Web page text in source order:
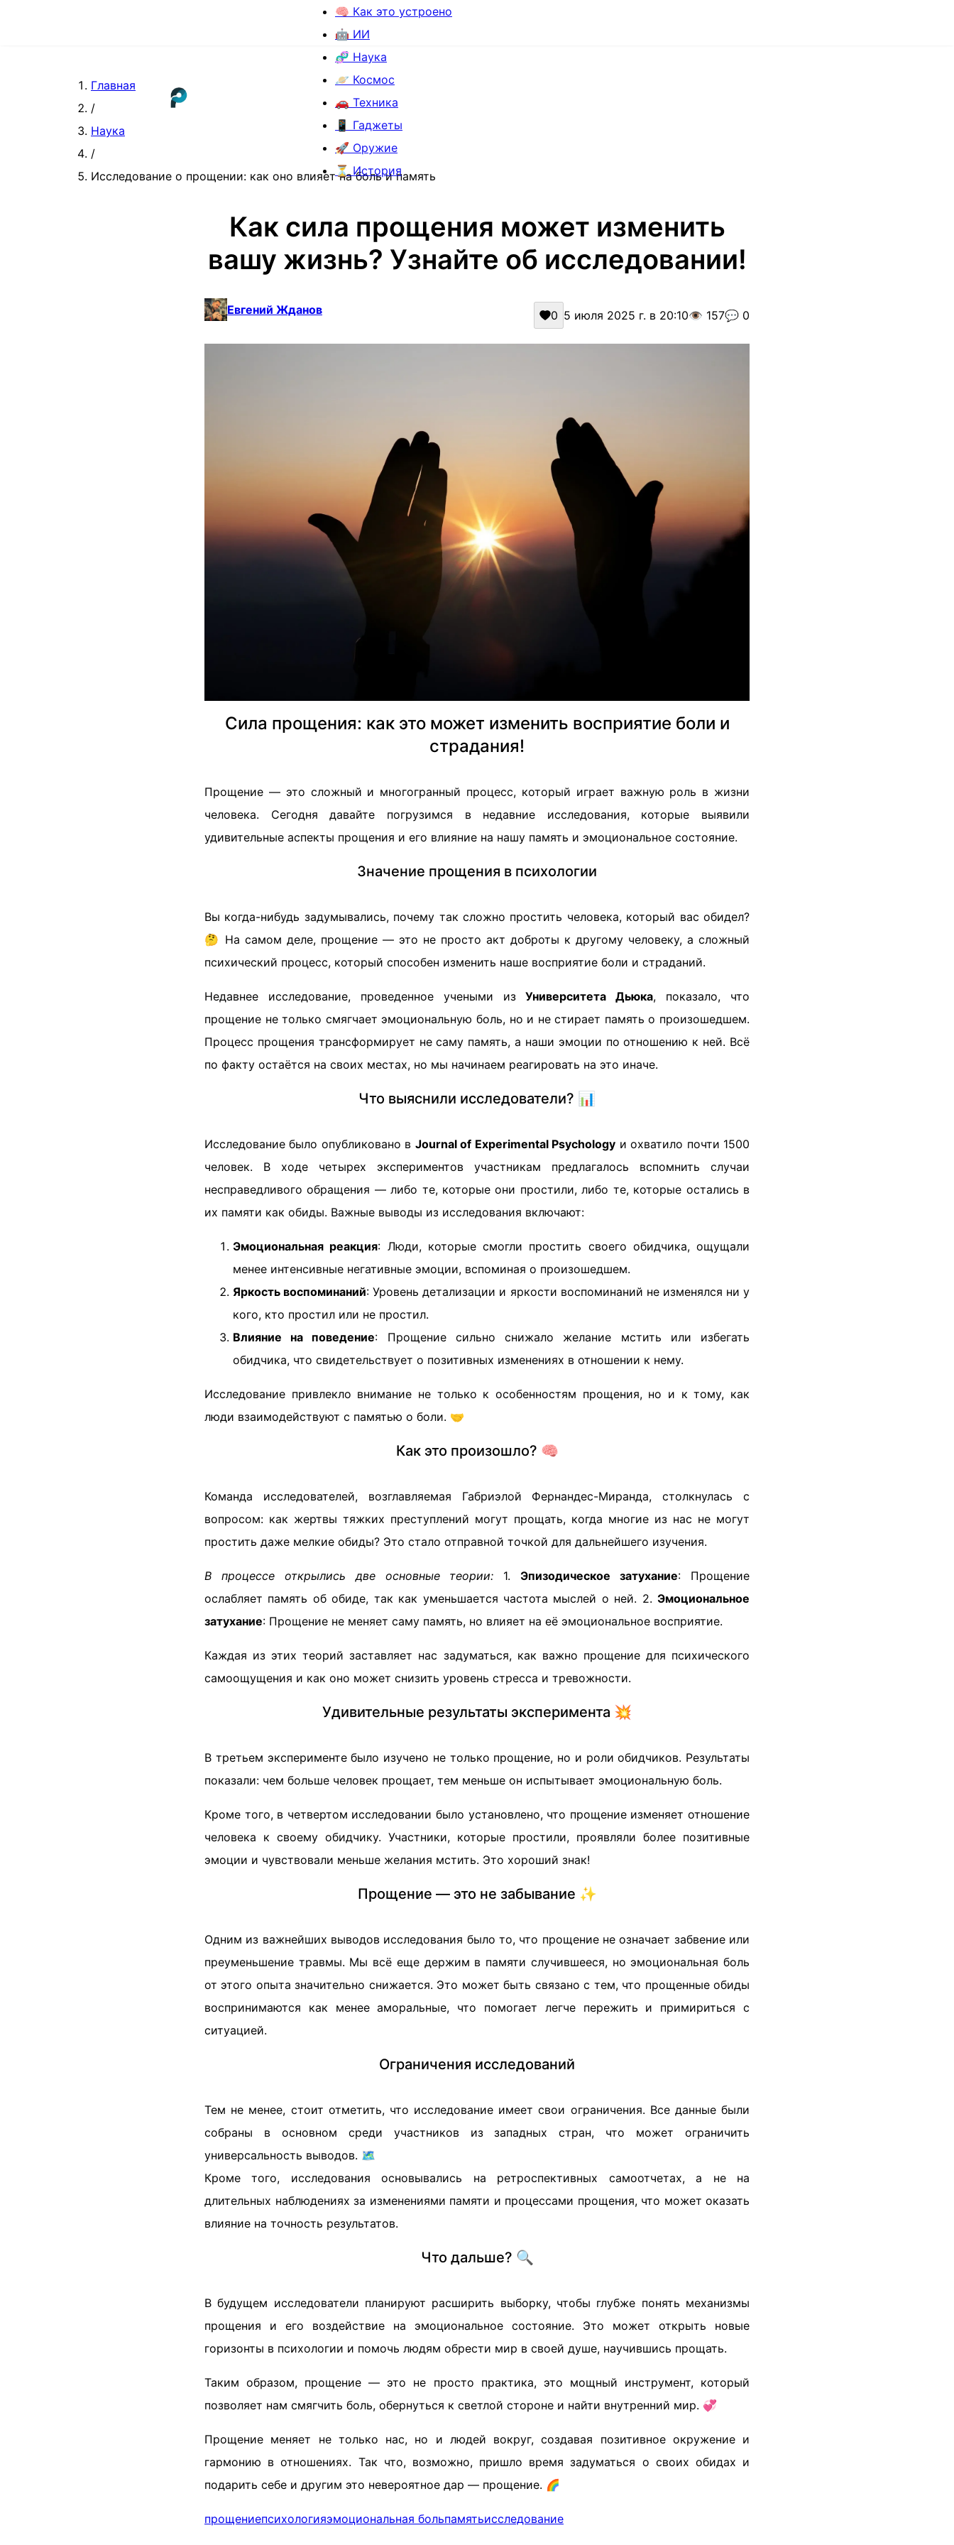
🧠 Как это устроено
🤖 ИИ
🧬 Наука
🪐 Космос
🚗 Техника
📱 Гаджеты
🚀 Оружие
⏳ История
Главная
/
Наука
/
Исследование о прощении: как оно влияет на боль и память
Как сила прощения может изменить
вашу жизнь? Узнайте об исследовании!
Евгений Жданов 0 5 июля 2025 г. в 20:10👁️ 157💬 0
Сила прощения: как это может изменить восприятие боли и
страдания!
Прощение — это сложный и многогранный процесс, который играет важную роль в жизни
человека. Сегодня давайте погрузимся в недавние исследования, которые выявили
удивительные аспекты прощения и его влияние на нашу память и эмоциональное состояние.
Значение прощения в психологии
Вы когда-нибудь задумывались, почему так сложно простить человека, который вас обидел?
🤔 На самом деле, прощение — это не просто акт доброты к другому человеку, а сложный
психический процесс, который способен изменить наше восприятие боли и страданий.
Недавнее исследование, проведенное учеными изУниверситета Дьюка, показало, что
прощение не только смягчает эмоциональную боль, но и не стирает память о произошедшем.
Процесс прощения трансформирует не саму память, а наши эмоции по отношению к ней. Всё
по факту остаётся на своих местах, но мы начинаем реагировать на это иначе.
Что выяснили исследователи? 📊
Исследование было опубликовано в Journal of Experimental Psychology и охватило почти 1500
человек. В ходе четырех экспериментов участникам предлагалось вспомнить случаи
несправедливого обращения — либо те, которые они простили, либо те, которые остались в
их памяти как обиды. Важные выводы из исследования включают:
Эмоциональная реакция: Люди, которые смогли простить своего обидчика, ощущали
менее интенсивные негативные эмоции, вспоминая о произошедшем.
Яркость воспоминаний: Уровень детализации и яркости воспоминаний не изменялся ни у
кого, кто простил или не простил.
Влияние на поведение: Прощение сильно снижало желание мстить или избегать
обидчика, что свидетельствует о позитивных изменениях в отношении к нему.
Исследование привлекло внимание не только к особенностям прощения, но и к тому, как
люди взаимодействуют с памятью о боли. 🤝
Как это произошло? 🧠
Команда исследователей, возглавляемая Габриэлой Фернандес-Миранда, столкнулась с
вопросом: как жертвы тяжких преступлений могут прощать, когда многие из нас не могут
простить даже мелкие обиды? Это стало отправной точкой для дальнейшего изучения.
В процессе открылись две основные теории: 1. Эпизодическое затухание: Прощение
ослабляет память об обиде, так как уменьшается частота мыслей о ней. 2. Эмоциональное
затухание: Прощение не меняет саму память, но влияет на её эмоциональное восприятие.
Каждая из этих теорий заставляет нас задуматься, как важно прощение для психического
самоощущения и как оно может снизить уровень стресса и тревожности.
Удивительные результаты эксперимента 💥
В третьем эксперименте было изучено не только прощение, но и роли обидчиков. Результаты
показали: чем больше человек прощает, тем меньше он испытывает эмоциональную боль.
Кроме того, в четвертом исследовании было установлено, что прощение изменяет отношение
человека к своему обидчику. Участники, которые простили, проявляли более позитивные
эмоции и чувствовали меньше желания мстить. Это хороший знак!
Прощение — это не забывание ✨
Одним из важнейших выводов исследования было то, что прощение не означает забвение или
преуменьшение травмы. Мы всё еще держим в памяти случившееся, но эмоциональная боль
от этого опыта значительно снижается. Это может быть связано с тем, что прощенные обиды
воспринимаются как менее аморальные, что помогает легче пережить и примириться с
ситуацией.
Ограничения исследований
Тем не менее, стоит отметить, что исследование имеет свои ограничения. Все данные были
собраны в основном среди участников из западных стран, что может ограничить
универсальность выводов. 🗺️
Кроме того, исследования основывались на ретроспективных самоотчетах, а не на
длительных наблюдениях за изменениями памяти и процессами прощения, что может оказать
влияние на точность результатов.
Что дальше? 🔍
В будущем исследователи планируют расширить выборку, чтобы глубже понять механизмы
прощения и его воздействие на эмоциональное состояние. Это может открыть новые
горизонты в психологии и помочь людям обрести мир в своей душе, научившись прощать.
Таким образом, прощение — это не просто практика, это мощный инструмент, который
позволяет нам смягчить боль, обернуться к светлой стороне и найти внутренний мир. 💞
Прощение меняет не только нас, но и людей вокруг, создавая позитивное окружение и
гармонию в отношениях. Так что, возможно, пришло время задуматься о своих обидах и
подарить себе и другим это невероятное дар — прощение. 🌈
прощениепсихологияэмоциональная больпамятьисследование